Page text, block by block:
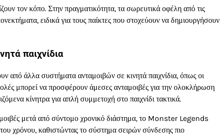
τον κόπο. Στην πραγματικότητα, τα σωρευτικά οφέλη από τις
ειδικά για τους παίκτες που στοχεύουν να δημιουργήσουν
παιχνίδια
άλλα συστήματα ανταμοιβών σε κινητά παιχνίδια, όπως οι
μπορεί να προσφέρουν άμεσες ανταμοιβές για την ολοκλήρωση
κίνητρα για απλή συμμετοχή στο παιχνίδι τακτικά.
μετά από σύντομο χρονικό διάστημα, το Monster Legends
χρόνου, καθιστώντας το σύστημα σειρών σύνδεσης πιο